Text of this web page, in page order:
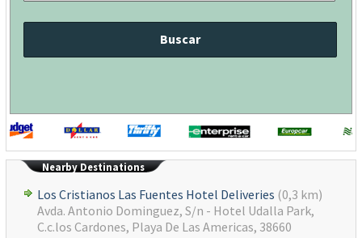
Buscar
Nearby Destinations
Los Cristianos Las Fuentes Hotel Deliveries (0,3 km)
Avda. Antonio Dominguez, S/n - Hotel Udalla Park,
C.c.los Cardones, Playa De Las Americas, 38660